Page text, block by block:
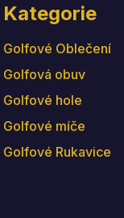
Kategorie
Golfové Oblečení
Golfová obuv
Golfové hole
Golfové míče
Golfové Rukavice